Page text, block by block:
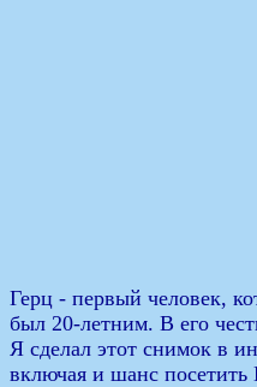
Герц - первый человек,
был 20-летним. В его
Я сделал этот снимок в
включая и шанс посетить